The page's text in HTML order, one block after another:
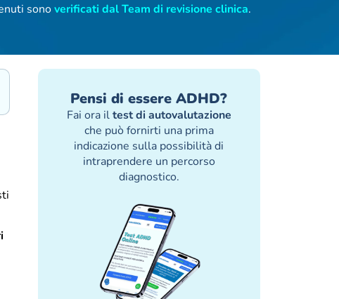
sonoverificati dal Team di revisione clinica.
Pensi di essere ADHD?
Fai ora iltest di autovalutazione
che può fornirti una prima
indicazione sulla possibilità di
intraprendere un percorso
diagnostico.